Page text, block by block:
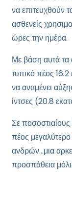
να επιτευχθούν
ασθενείς
ώρες την ημέρα.
Με βάση αυτά τα
τυπικό πέος
να αναμένει
ίντσες (20.8
Σε
πέος
ανδρών…μια
προσπάθεια